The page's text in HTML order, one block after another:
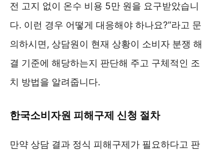
전 고지 없이 온수 비용 5만 원을 요구받았습니
다. 이런 경우 어떻게 대응해야 하나요?”라고 문
의하시면, 상담원이 현재 상황이 소비자 분쟁 해
결 기준에 해당하는지 판단해 주고 구체적인 조
치 방법을 알려줍니다.
한국소비자원 피해구제 신청 절차
만약 상담 결과 정식 피해구제가 필요하다고 판